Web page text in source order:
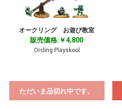
オークリング お遊び教室
販売価格:￥4,800
Orcling Playskool
ただいま品切れ中です。